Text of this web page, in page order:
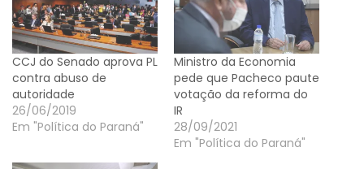
CCJ do Senado aprova PL
contra abuso de
autoridade
26/06/2019
Em "Política do Paraná"
Ministro da Economia
pede que Pacheco paute
votação da reforma do
IR
28/09/2021
Em "Política do Paraná"